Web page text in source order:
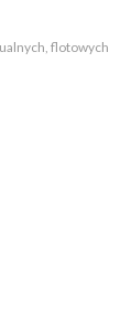
flotowych